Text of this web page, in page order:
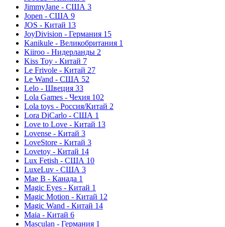
JimmyJane - США 3
Jopen - США 9
JOS - Китай 13
JoyDivision - Германия 15
Kanikule - Великобритания 1
Kiiroo - Нидерланды 2
Kiss Toy - Китай 7
Le Frivole - Китай 27
Le Wand - США 52
Lelo - Швеция 33
Lola Games - Чехия 102
Lola toys - Россия/Китай 2
Lora DiCarlo - США 1
Love to Love - Китай 13
Lovense - Китай 3
LoveStore - Китай 3
Lovetoy - Китай 14
Lux Fetish - США 10
LuxeLuv - США 3
Mae B - Канада 1
Magic Eyes - Китай 1
Magic Motion - Китай 12
Magic Wand - Китай 14
Maia - Китай 6
Masculan - Германия 1